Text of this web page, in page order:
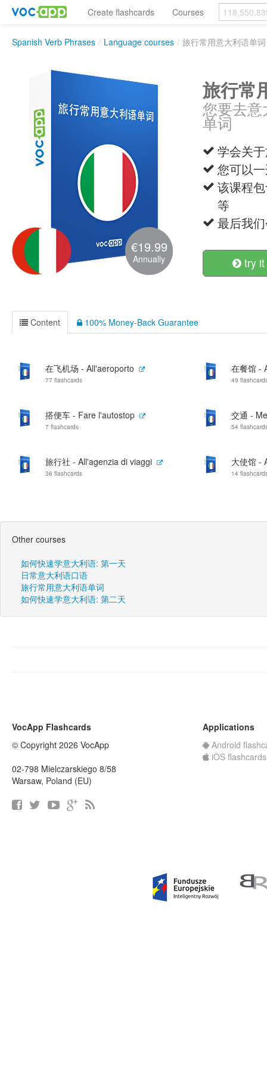
Create flashcards Courses
Spanish Verb Phrases / Language courses / 旅行常用意大利语单词
€19.99
Annually
旅行常
您要去
单词
学会关
您可以
该课程
等
最后我
try
Content 100% Money-Back Guarantee
在飞机场 - All'aeroporto
77 flashcards
在餐馆 -
49
搭便车 - Fare l'autostop
7 flashcards
交通 -
54
旅行社 - All'agenzia di viaggi
36 flashcards
大使馆 -
14
Other courses
如何快速学意大利语: 第一天
日常意大利语口语
旅行常用意大利语单词
如何快速学意大利语: 第二天
VocApp Flashcards
© Copyright 2026 VocApp
02-798 Mielczarskiego 8/58
Warsaw, Poland (EU)
Applications
Android
iOS flashcards